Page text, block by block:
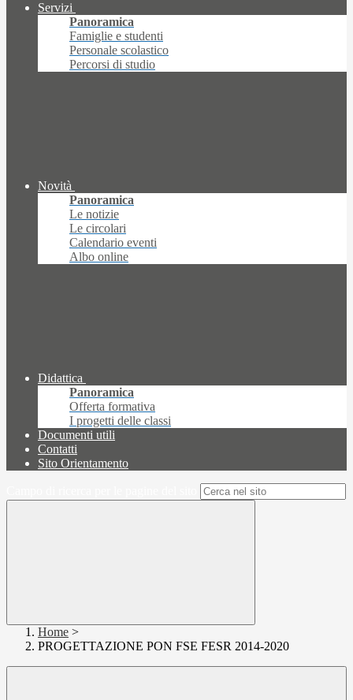
Servizi
Panoramica
Famiglie e studenti
Personale scolastico
Percorsi di studio
Novità
Panoramica
Le notizie
Le circolari
Calendario eventi
Albo online
Didattica
Panoramica
Offerta formativa
I progetti delle classi
Documenti utili
Contatti
Sito Orientamento
Home >
PROGETTAZIONE PON FSE FESR 2014-2020